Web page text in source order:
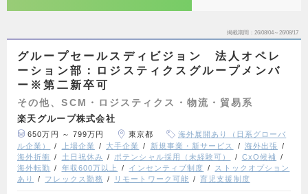
掲載期間 26/08/04～26/08/17
グループセールスディビジョン 法人オペレ
ーション部：ロジスティクスグループメンバ
ー※第二新卒可
その他、SCM・ロジスティクス・物流・貿易系
楽天グループ株式会社
650万円 ～ 799万円 東京都
海外展開あり（日系グローバ
ル企業）
上場企業 大手企業 新規事業・新サービス
海外出張
海外折衝
土日祝休み ポテンシャル採用（未経験可）
CxO候補
海外転勤
年収600万以上 インセンティブ制度
ストックオプション
あり
フレックス勤務 リモートワーク可能 育児支援制度